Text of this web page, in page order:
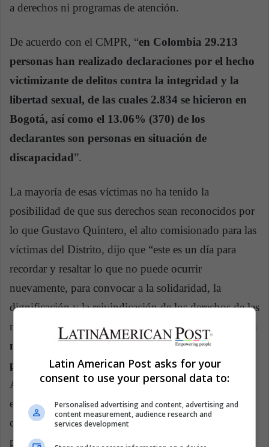
a derechos ni programas de atención.
De acuerdo con el CMPR, “en Colombia 29.213
personas han realizado declaraciones por el hecho
victimizante de delitos contra la integridad y la
libertad sexual, de las cuales 2.834 se hicieron en
Bogotá, así como el 13.06% (370) de los
declarantes son personas en situación de
discapacidad”.
La mayoría de esas víctimas no ha tenido la
posibilidad de que sus derechos sean reconocidos por
lo que Gustavo Quintero, el alto comisionado para las
víctimas del Distrito, dijo que “este es un día para
recordar y resaltar lo que no puede ocurrir
nuevamente, para convocar a la solidaridad, la
dignificación y la reivindicación de los derechos de las
mujeres.
A través de diversos procesos honramos la
memoria y capacidad de afrontamiento de las
personas, de los cuerpos y sentires silenciados
Asimismo, las capacidades de las mujeres víctimas de
este flagelo para reconstruir sus vidas y recuperar sus
cuerpos como lugares de autonomía y territorios de
paz”.
Latin American Post asks for your
consent to use your personal data to:
Personalised advertising and content, advertising and
content measurement, audience research and
services development